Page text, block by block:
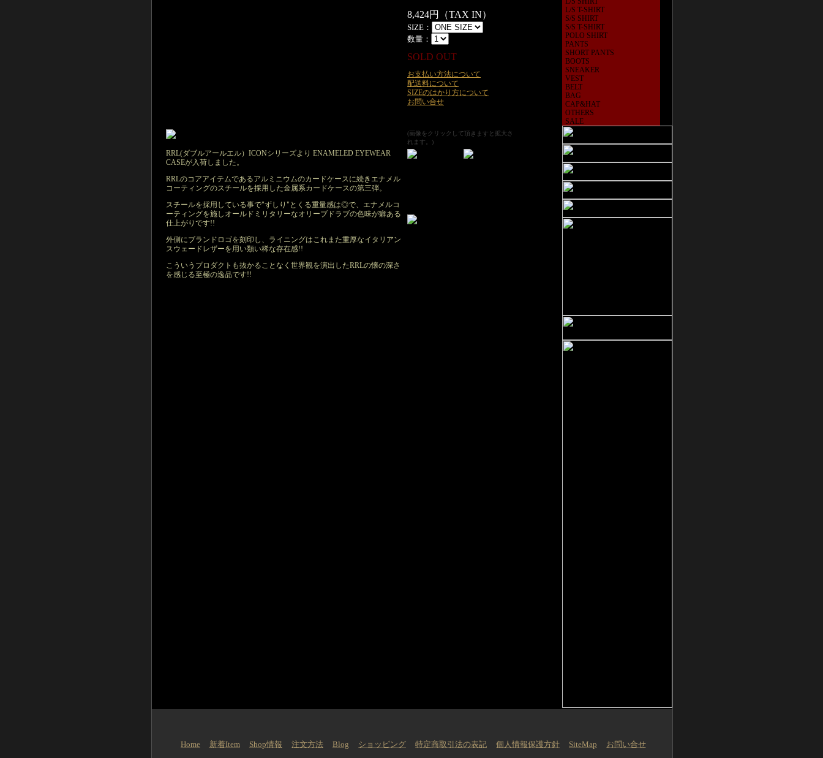
8,424円（TAX IN）
SIZE：
数量：
SOLD OUT
お支払い方法について
配送料について
SIZEのはかり方について
お問い合せ
(画像をクリックして頂きますと拡大さ
れます。)
RRL(ダブルアールエル）ICONシリーズより ENAMELED EYEWEAR
CASEが入荷しました。
RRLのコアアイテムであるアルミニウムのカードケースに続きエナメル
コーティングのスチールを採用した金属系カードケースの第三弾。
スチールを採用している事で"ずしり"とくる重量感は◎で、エナメルコ
ーティングを施しオールドミリタリーなオリーブドラブの色味が癖ある
仕上がりです!!
外側にブランドロゴを刻印し、ライニングはこれまた重厚なイタリアン
スウェードレザーを用い類い稀な存在感!!
こういうプロダクトも抜かることなく世界観を演出したRRLの懐の深さ
を感じる至極の逸品です!!
L/S T-SHIRT
S/S SHIRT
S/S T-SHIRT
POLO SHIRT
PANTS
SHORT PANTS
BOOTS
SNEAKER
VEST
BELT
BAG
CAP&HAT
OTHERS
SALE
Home 新着Item Shop情報 注文方法 Blog ショッピング 特定商取引法の表記 個人情報保護方針 SiteMap
お問い合せ